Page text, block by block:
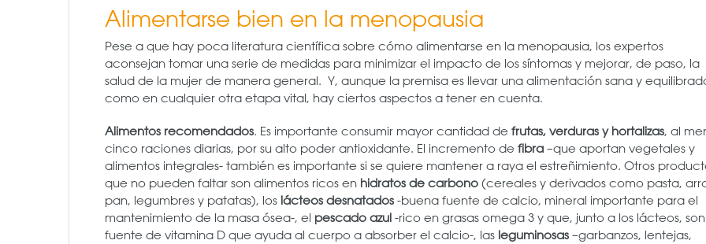
Alimentarse bien en la menopausia
Pese a que hay poca literatura científica sobre cómo alimentarse en la menopausia, los expertos
aconsejan tomar una serie de medidas para minimizar el impacto de los síntomas y mejorar, de paso, la
salud de la mujer de manera general. Y, aunque la premisa es llevar una alimentación sana y
como en cualquier otra etapa vital, hay ciertos aspectos a tener en cuenta.
Alimentos recomendados. Es importante consumir mayor cantidad de frutas, verduras y hortalizas, al
cinco raciones diarias, por su alto poder antioxidante. El incremento de fibra –que aportan vegetales y
alimentos integrales- también es importante si se quiere mantener a raya el estreñimiento. Otros
que no pueden faltar son alimentos ricos en hidratos de carbono (cereales y derivados como pasta,
pan, legumbres y patatas), los lácteos desnatados -buena fuente de calcio, mineral importante para el
mantenimiento de la masa ósea-, el pescado azul -rico en grasas omega 3 y que, junto a los lácteos, son
fuente de vitamina D que ayuda al cuerpo a absorber el calcio-, las leguminosas –garbanzos, lentejas,